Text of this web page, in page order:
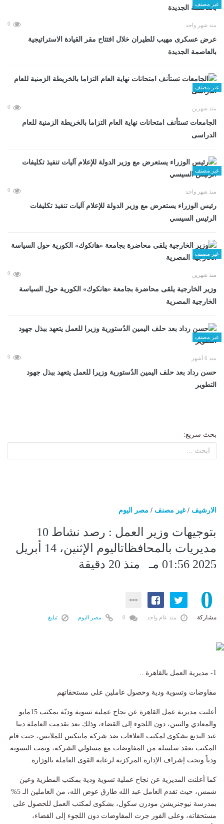
غير مصنف
منذ شهر واحد 0
عرض عسكرى مهيب للطيران خلال افتتاح مقر القيادة الاستراتيجية
بالعاصمة الجديدة
غير مصنف
منذ شهرين 0
الجامعات تستأنف امتحانات نهاية العام التزاما بالخريطة الزمنية للعام
الدراسى
غير مصنف
منذ شهر واحد 0
رئيس الوزراء يستعرض مع وزير الدولة للإعلام آليات تنفيذ تكليفات
الرئيس السيسي
غير مصنف
منذ شهرين 0
وزير الخارجية يلقى محاضرة بجامعة «هانكوك» الكورية حول السياسة
الخارجية المصرية
غير مصنف
منذ 6 أشهر 0
حسن رداد بعد حلف اليمين الدُستورية وزيرا للعمل يتعهد ببذل جهود
التطوير
بحث سريع:
الارشيف /غير مصنف / مصر اليوم
بتوجيهات وزير العمل : رصد نشاط 10
مديريات بالمحافظاتاليوم الإثنين، 14 أبريل
2025 01:56 مـ منذ 20 دقيقة
0
مشاركة منذ عام واحد مصر اليوم تبليغ
1- مديرية العمل بالقاهرة ..
مفاوضات وتسوية ودية وحصول عاملين على مستحقاتهم
أعلنت مديرية عمل القاهرة عن نجاح عملية تسوية وديّة بمكتب 15مايو
والمعادي والتبين، دون اللجوء إلى القضاء، وذلك بعد تقدمت العاملة دينا
عبد البديع بشكوى لمكتب العلاقات ضد شركة مايتكس للملابس، حيث قام
المكتب بعقد سلسلة من المفاوضات مع مسئولي الشركة، وتمت التسوية
ودياً وتحت إشراف الإدارة المركزية لرعاية القوى العاملة بالوزارة.
كما أعلنت المديرية عن نجاح عملية تسوية ودية بمكتب المطرية وعين
شمس، حيث تقدم العامل عبد الله طارق عوض الله، من العاملين الـ 5%
بمدرسة نيوجنريشن مودرن سكول، بشكوى لمكتب العمل للحصول على
مستحقاته، وعلى الفور جرت المفاوضات دون اللجوء إلى القضاء،